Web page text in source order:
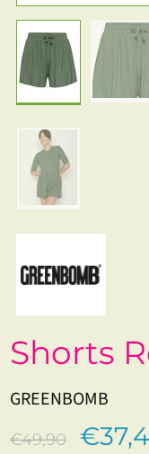
Shorts
GREENBOMB
€49,90